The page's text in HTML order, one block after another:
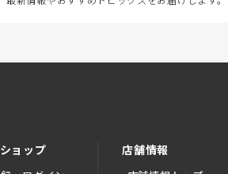
ョップ 店舗情報